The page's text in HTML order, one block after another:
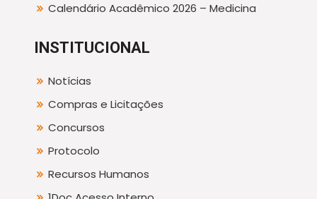
Calendário Acadêmico 2026 – Medicina
INSTITUCIONAL
Notícias
Compras e Licitações
Concursos
Protocolo
Recursos Humanos